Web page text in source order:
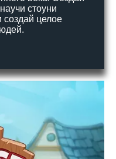
стоуни
создай целое